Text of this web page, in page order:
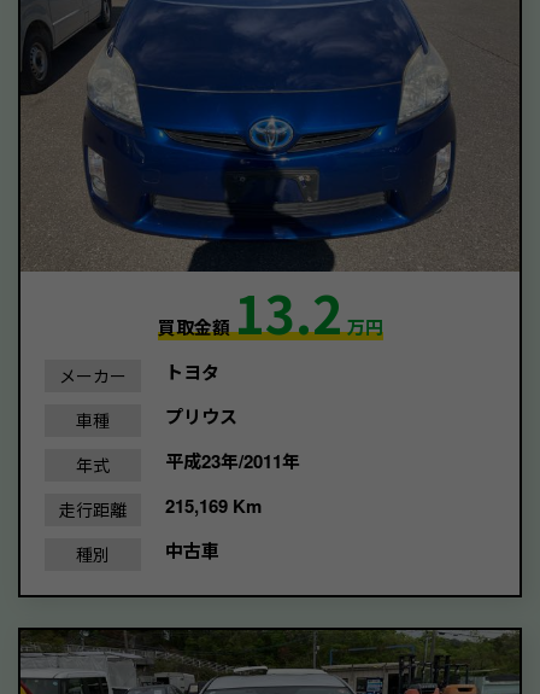
買取金額13.2万円
メーカー トヨタ
車種 プリウス
年式 平成23年/2011年
走行距離 215,169 Km
種別 中古車